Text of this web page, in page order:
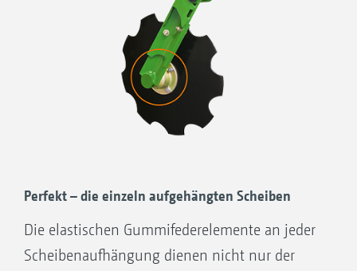
Nachlaufwalze weggedreht.
Gleitringdichtung eingebaut in konische
Aufnahmen
Getriebeölfüllung
Perfekt – die einzeln aufgehängten Scheiben
Die elastischen Gummifederelemente an jeder
Scheibenaufhängung dienen nicht nur der